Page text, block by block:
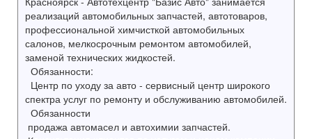
реализаций автомобильных запчастей, автотоваров,
профессиональной химчисткой автомобильных
салонов, мелкосрочным ремонтом автомобилей,
заменой технических жидкостей.
Обязанности:
Центр по уходу за авто - сервисный центр широкого
спектра услуг по ремонту и обслуживанию автомобилей.
Обязанности
продажа автомасел и автохимии запчастей.